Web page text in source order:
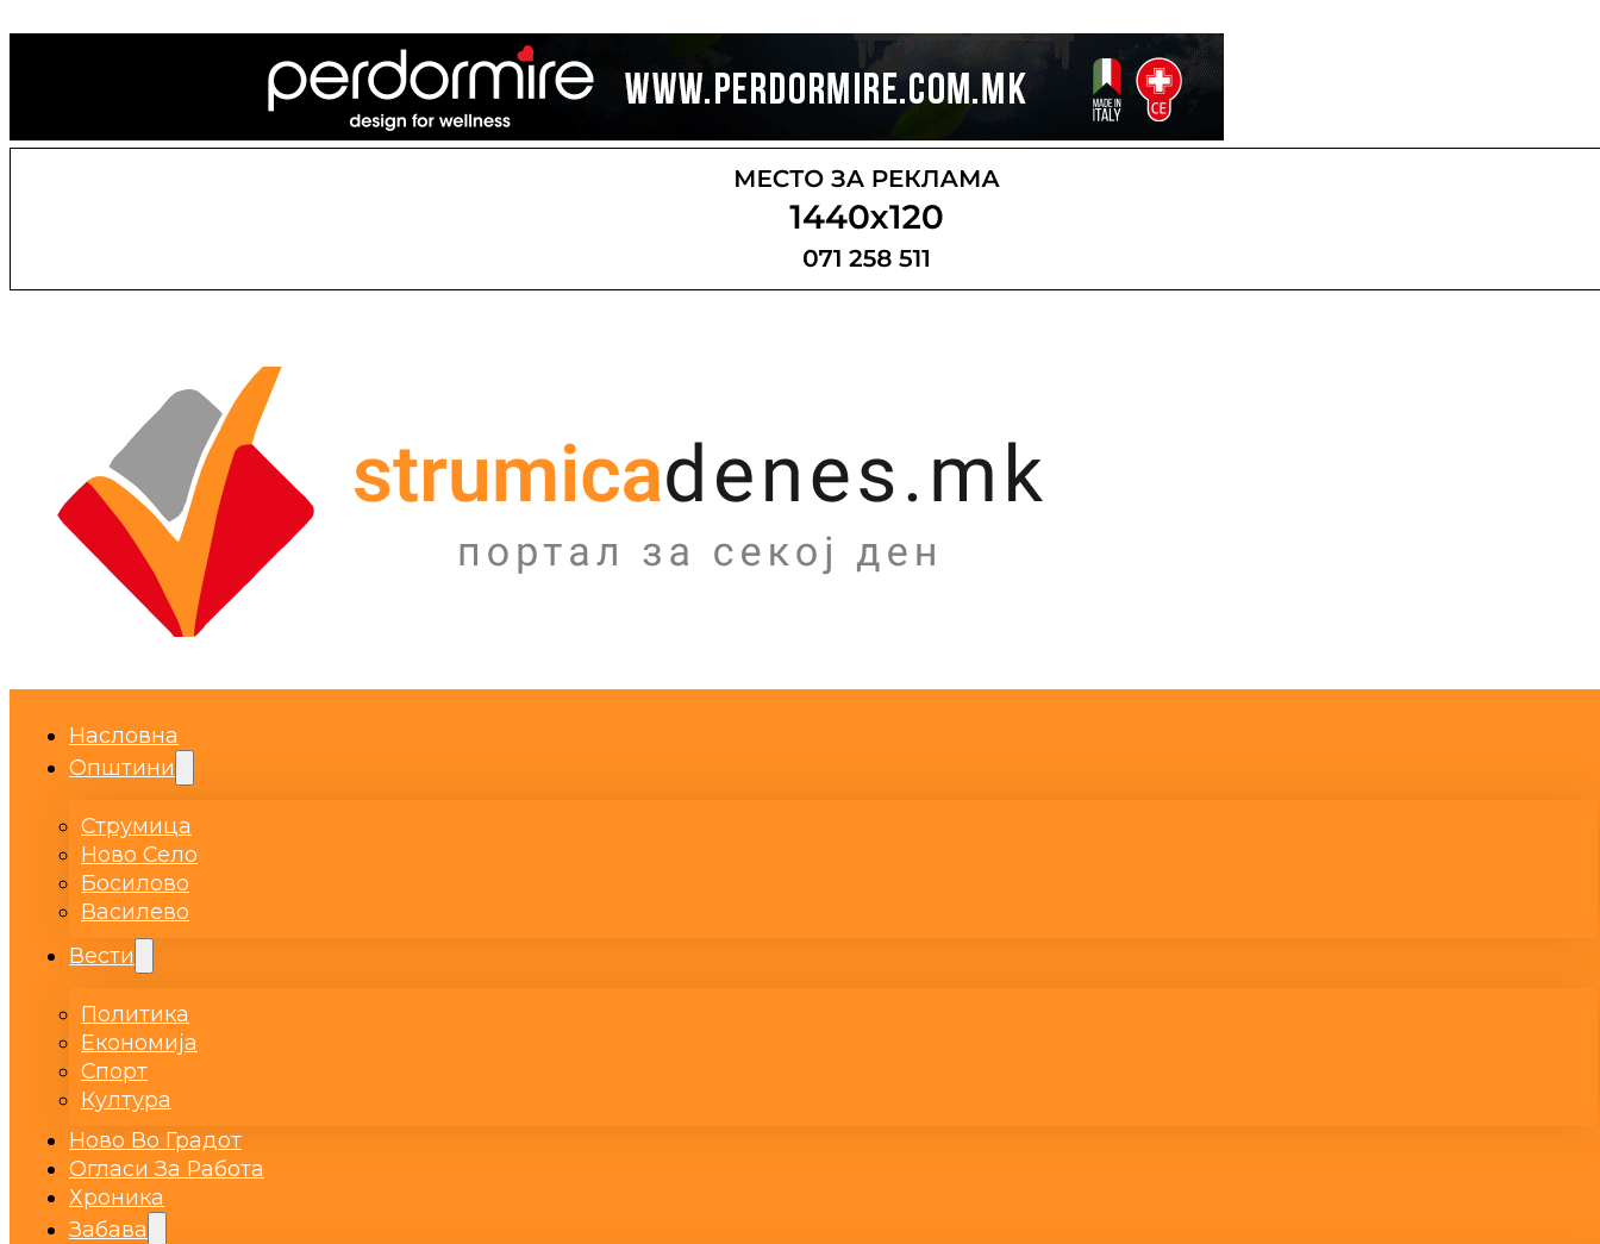
Насловна
Општини
Струмица
Ново Село
Босилово
Василево
Вести
Политика
Економија
Спорт
Култура
Ново Во Градот
Огласи За Работа
Хроника
Забава